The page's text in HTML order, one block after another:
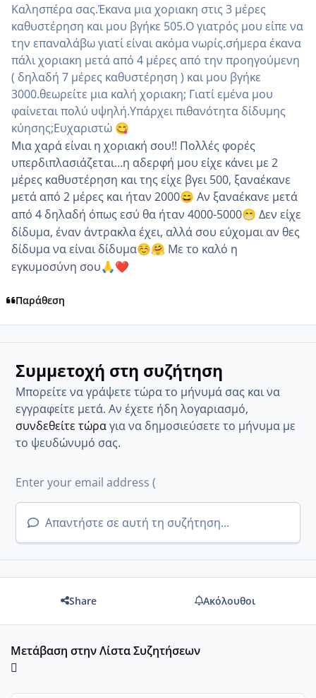
Καλησπέρα σας.Έκανα μια χοριακη στις 3 μέρες
καθυστέρηση και μου βγήκε 505.Ο γιατρός μου είπε να
την επαναλάβω γιατί είναι ακόμα νωρίς.σήμερα έκανα
πάλι χοριακη μετά από 4 μέρες από την προηγούμενη
( δηλαδή 7 μέρες καθυστέρηση ) και μου βγήκε
3000.θεωρείτε μια καλή χοριακη; Γιατί εμένα μου
φαίνεται πολύ υψηλή.Υπάρχει πιθανότητα δίδυμης
κύησης;Ευχαριστώ 😋
Μια χαρά είναι η χοριακή σου!! Πολλές φορές
υπερδιπλασιάζεται…η αδερφή μου είχε κάνει με 2
μέρες καθυστέρηση και της είχε βγει 500, ξαναέκανε
μετά από 2 μέρες και ήταν 2000😄 Αν ξαναέκανε μετά
από 4 δηλαδή όπως εσύ θα ήταν 4000-5000😁 Δεν είχε
δίδυμα, έναν άντρακλα έχει, αλλά σου εύχομαι αν θες
δίδυμα να είναι δίδυμα☺️🤗 Με το καλό η
εγκυμοσύνη σου🙏❤️
Παράθεση
Συμμετοχή στη συζήτηση
Μπορείτε να γράψετε τώρα το μήνυμά σας και να
εγγραφείτε μετά. Αν έχετε ήδη λογαριασμό,
συνδεθείτε τώραγια να δημοσιεύσετε το μήνυμα με
το ψευδώνυμό σας.
Απαντήστε σε αυτή τη συζήτηση...
Share Ακόλουθοι
Μετάβαση στην Λίστα Συζητήσεων